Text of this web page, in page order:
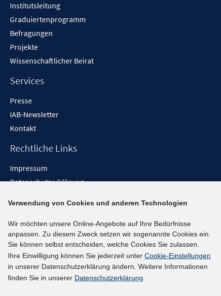
Institutsleitung
Graduiertenprogramm
Befragungen
Projekte
Wissenschaftlicher Beirat
Services
Presse
IAB-Newsletter
Kontakt
Rechtliche Links
Impressum
Datenschutzerklärung
Barrieren melden
Social-Media-Kanäle
BlueSky
YouTube
LinkedIn
Verwendung von Cookies und anderen Technologien
Wir möchten unsere Online-Angebote auf Ihre Bedürfnisse
anpassen. Zu diesem Zweck setzen wir sogenannte Cookies ein.
Sie können selbst entscheiden, welche Cookies Sie zulassen.
Ihre Einwilligung können Sie jederzeit unter Cookie-Einstellungen
in unserer Datenschutzerklärung ändern. Weitere Informationen
finden Sie in unserer Datenschutzerklärung.